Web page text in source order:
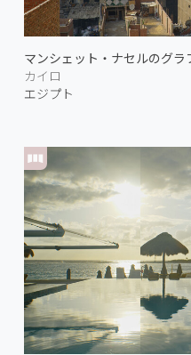
マンシェット・ナセルのグラ
カイロ
エジプト